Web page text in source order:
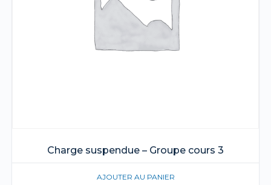
Charge suspendue – Groupe cours 3
AJOUTER AU PANIER